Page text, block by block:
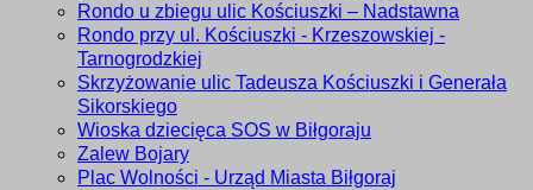
Rondo u zbiegu ulic Kościuszki – Nadstawna
Rondo przy ul. Kościuszki - Krzeszowskiej -
Tarnogrodzkiej
Skrzyżowanie ulic Tadeusza Kościuszki i Generała
Sikorskiego
Wioska dziecięca SOS w Biłgoraju
Zalew Bojary
Plac Wolności - Urząd Miasta Biłgoraj